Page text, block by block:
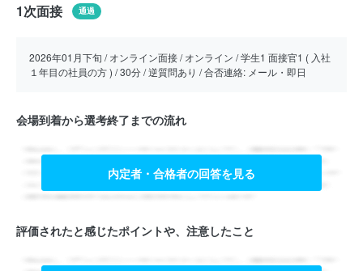
1次面接 通過
2026年01月下旬 / オンライン面接 / オンライン / 学生1 面接官1 ( 入社
１年目の社員の方 ) / 30分 / 逆質問あり / 合否連絡: メール・即日
会場到着から選考終了までの流れ
内定者・合格者の回答を見る
評価されたと感じたポイントや、注意したこと